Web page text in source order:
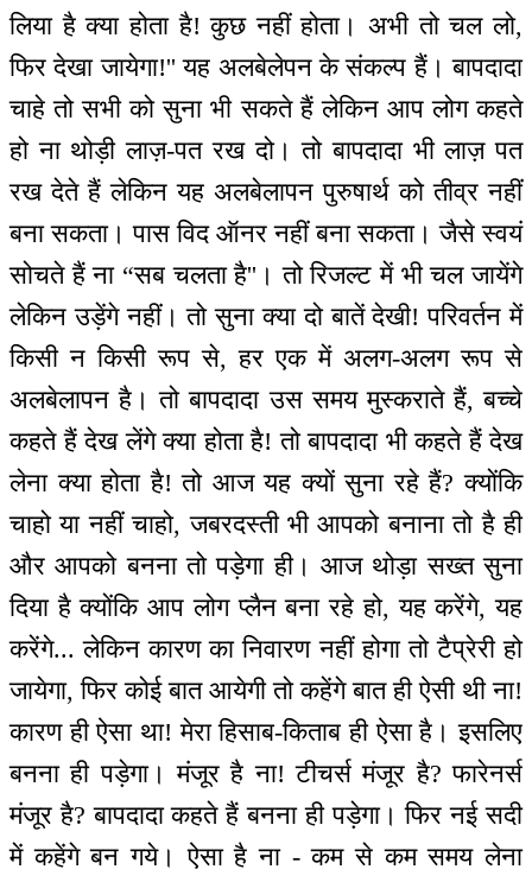
लिया है क्या होता है! कुछ नहीं होता। अभी तो चल लो,
फिर देखा जायेगा!'' यह अलबेलेपन के संकल्प हैं। बापदादा
चाहे तो सभी को सुना भी सकते हैं लेकिन आप लोग कहते
हो ना थोड़ी लाज़-पत रख दो। तो बापदादा भी लाज़ पत
रख देते हैं लेकिन यह अलबेलापन पुरुषार्थ को तीव्र नहीं
बना सकता। पास विद ऑनर नहीं बना सकता। जैसे स्वयं
सोचते हैं ना “सब चलता है''। तो रिजल्ट में भी चल जायेंगे
लेकिन उड़ेंगे नहीं। तो सुना क्या दो बातें देखी! परिवर्तन में
किसी न किसी रूप से, हर एक में अलग-अलग रूप से
अलबेलापन है। तो बापदादा उस समय मुस्कराते हैं, बच्चे
कहते हैं देख लेंगे क्या होता है! तो बापदादा भी कहते हैं देख
लेना क्या होता है! तो आज यह क्यों सुना रहे हैं? क्योंकि
चाहो या नहीं चाहो, जबरदस्ती भी आपको बनाना तो है ही
और आपको बनना तो पड़ेगा ही। आज थोड़ा सख्त सुना
दिया है क्योंकि आप लोग प्लैन बना रहे हो, यह करेंगे, यह
करेंगे... लेकिन कारण का निवारण नहीं होगा तो टैप्रेरी हो
जायेगा, फिर कोई बात आयेगी तो कहेंगे बात ही ऐसी थी ना!
कारण ही ऐसा था! मेरा हिसाब-किताब ही ऐसा है। इसलिए
बनना ही पड़ेगा। मंजूर है ना! टीचर्स मंजूर है? फारेनर्स
मंजूर है? बापदादा कहते हैं बनना ही पड़ेगा। फिर नई सदी
में कहेंगे बन गये। ऐसा है ना - कम से कम समय लेना